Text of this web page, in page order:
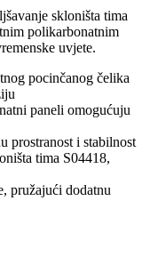
skloništa tima
polikarbonatnim
uvjete.
pocinčanog čelika
paneli omogućuju
prostranost i stabilnost
tima S04418,
pružajući dodatnu